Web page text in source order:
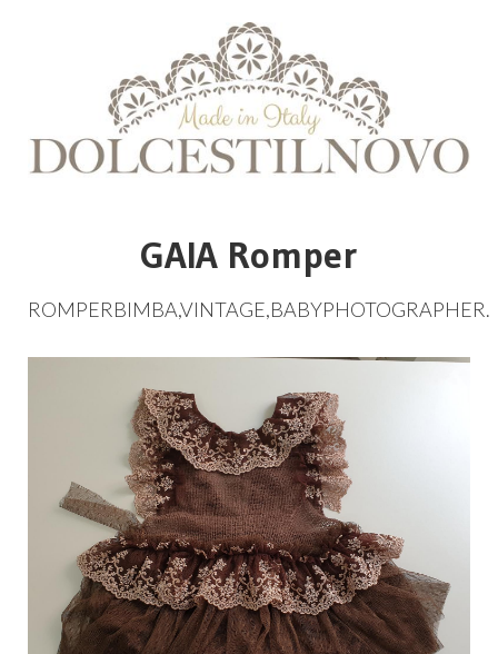
GAIA Romper
ROMPERBIMBA,VINTAGE,BABYPHOTOGRAPHER.